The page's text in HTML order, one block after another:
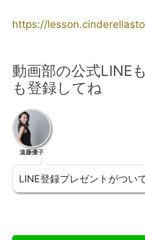
https://
動画部の公式LINE
も登録してね
遠藤優子
LINE登録プレゼントがつい